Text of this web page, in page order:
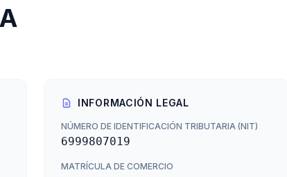
INFORMACIÓN LEGAL
NÚMERO DE IDENTIFICACIÓN TRIBUTARIA (NIT)
6999807019
MATRÍCULA DE COMERCIO